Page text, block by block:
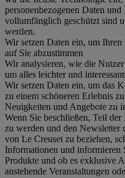
personenbezogenen Daten
vollumfänglich geschützt sind
werden.
Wir setzen Daten ein, um
auf Sie abzustimmen
Wir analysieren, wie die
um alles leichter und
Wir setzen Daten ein, um das
zu einem schöneren Erlebnis
Neuigkeiten und Angebote zu
Wenn Sie beschließen, Teil
zu werden und den
von Le Creuset zu beziehen,
Informationen und informieren
Produkte und ob es exklusive
anstehende Veranstaltungen